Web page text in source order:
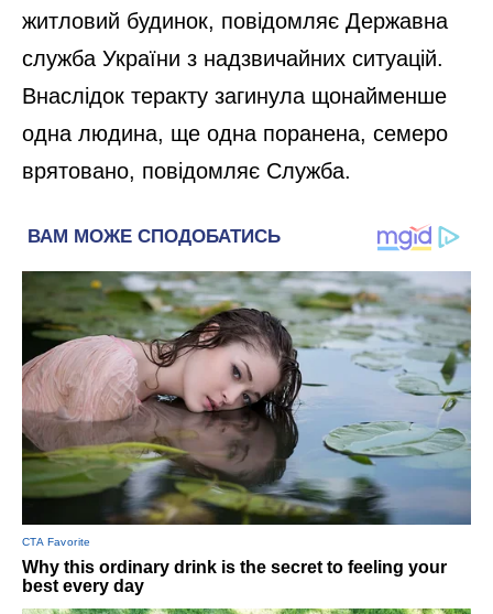
житловий будинок, повідомляє Державна
служба України з надзвичайних ситуацій.
Внаслідок теракту загинула щонайменше
одна людина, ще одна поранена, семеро
врятовано, повідомляє Служба.